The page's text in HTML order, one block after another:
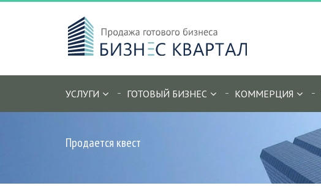
УСЛУГИ ГОТОВЫЙ БИЗНЕС КОММЕРЦИЯ
Продается квест